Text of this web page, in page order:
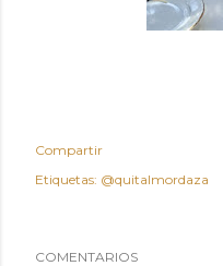
Compartir
Etiquetas: @quitalmordaza
COMENTARIOS